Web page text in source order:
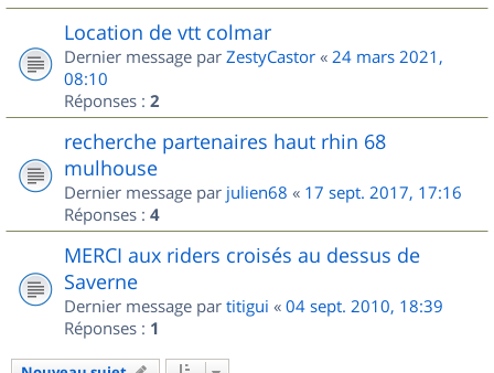
Location de vtt colmar
Dernier message par ZestyCastor « 24 mars 2021,
08:10
Réponses : 2
recherche partenaires haut rhin 68
mulhouse
Dernier message par julien68 « 17 sept. 2017, 17:16
Réponses : 4
MERCI aux riders croisés au dessus de
Saverne
Dernier message par titigui « 04 sept. 2010, 18:39
Réponses : 1